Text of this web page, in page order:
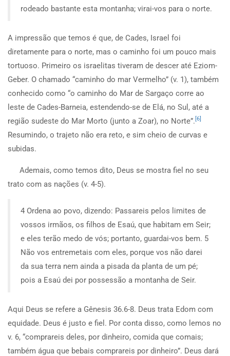
rodeado bastante esta montanha; virai-vos para o norte.
A impressão que temos é que, de Cades, Israel foi
diretamente para o norte, mas o caminho foi um pouco mais
tortuoso. Primeiro os israelitas tiveram de descer até Eziom-
Geber. O chamado “caminho do mar Vermelho” (v. 1), também
conhecido como “o caminho do Mar de Sargaço corre ao
leste de Cades-Barneia, estendendo-se de Elá, no Sul, até a
região sudeste do Mar Morto (junto a Zoar), no Norte”.[6]
Resumindo, o trajeto não era reto, e sim cheio de curvas e
subidas.
Ademais, como temos dito, Deus se mostra fiel no seu
trato com as nações (v. 4-5).
4 Ordena ao povo, dizendo: Passareis pelos limites de
vossos irmãos, os filhos de Esaú, que habitam em Seir;
e eles terão medo de vós; portanto, guardai-vos bem. 5
Não vos entremetais com eles, porque vos não darei
da sua terra nem ainda a pisada da planta de um pé;
pois a Esaú dei por possessão a montanha de Seir.
Aqui Deus se refere a Gênesis 36.6-8. Deus trata Edom com
equidade. Deus é justo e fiel. Por conta disso, como lemos no
v. 6, “comprareis deles, por dinheiro, comida que comais;
também água que bebais comprareis por dinheiro”. Deus dará